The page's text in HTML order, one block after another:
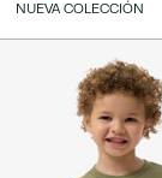
NUEVA COLECCIÓN